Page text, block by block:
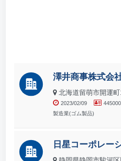
澤井商事株式会
北海道留萌市開運
2023/02/09
製造業(ゴム製品)
日星コーポレー